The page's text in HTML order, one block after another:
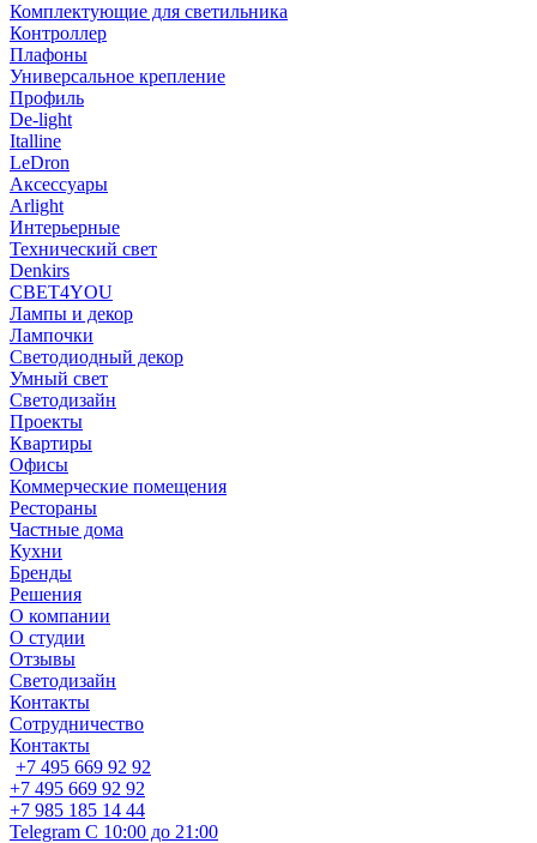
Комплектующие для светильника
Контроллер
Плафоны
Универсальное крепление
Профиль
De-light
Italline
LeDron
Аксессуары
Arlight
Интерьерные
Технический свет
Denkirs
СВЕТ4YOU
Лампы и декор
Лампочки
Светодиодный декор
Умный свет
Светодизайн
Проекты
Квартиры
Офисы
Коммерческие помещения
Рестораны
Частные дома
Кухни
Бренды
Решения
О компании
О студии
Отзывы
Светодизайн
Контакты
Сотрудничество
Контакты
+7 495 669 92 92
+7 495 669 92 92
+7 985 185 14 44
Telegram С 10:00 до 21:00